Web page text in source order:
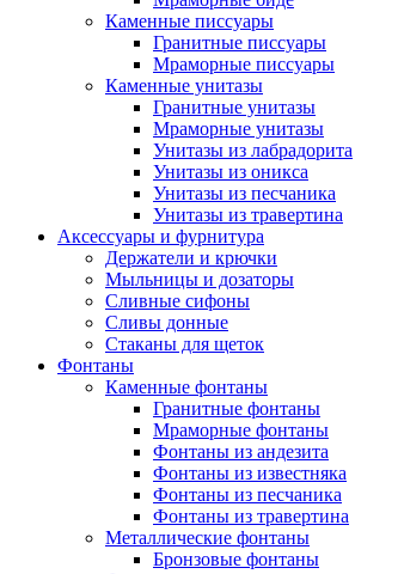
Каменные писсуары
Гранитные писсуары
Мраморные писсуары
Каменные унитазы
Гранитные унитазы
Мраморные унитазы
Унитазы из лабрадорита
Унитазы из оникса
Унитазы из песчаника
Унитазы из травертина
Аксессуары и фурнитура
Держатели и крючки
Мыльницы и дозаторы
Сливные сифоны
Сливы донные
Стаканы для щеток
Фонтаны
Каменные фонтаны
Гранитные фонтаны
Мраморные фонтаны
Фонтаны из андезита
Фонтаны из известняка
Фонтаны из песчаника
Фонтаны из травертина
Металлические фонтаны
Бронзовые фонтаны